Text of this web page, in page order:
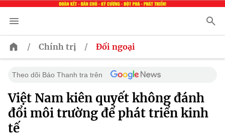
/ Chính trị / Đối ngoại
Theo dõi Báo Thanh tra trên
Việt Nam kiên quyết không đánh
đổi môi trường để phát triển kinh
tế